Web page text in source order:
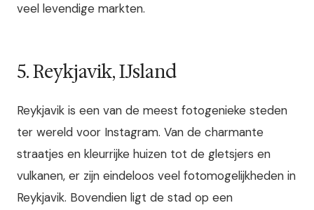
veel levendige markten.
5. Reykjavik, IJsland
Reykjavik is een van de meest fotogenieke steden
ter wereld voor Instagram. Van de charmante
straatjes en kleurrijke huizen tot de gletsjers en
vulkanen, er zijn eindeloos veel fotomogelijkheden in
Reykjavik. Bovendien ligt de stad op een